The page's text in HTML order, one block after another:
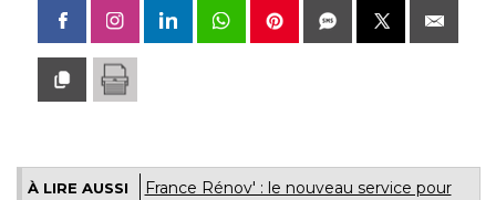
À LIRE AUSSI
France Rénov' : le nouveau service pour